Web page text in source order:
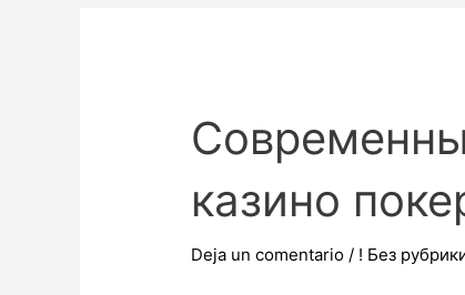
казино
Deja un comentario / ! Без